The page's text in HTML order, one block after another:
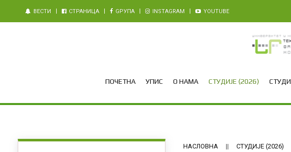
ВЕСТИ СТРАНИЦА GРУПА INSTAGRAM YOUTUBE
ПОЧЕТНА УПИС О НАМА СТУДИЈЕ (2026)
НАСЛОВНА СТУДИЈЕ (2026)